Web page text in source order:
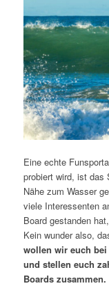
Eine echte
probiert wird, ist das
Nähe zum Wasser
viele Interessenten
Board gestanden
Kein wunder also,
wollen wir euch bei
und stellen euch
Boards